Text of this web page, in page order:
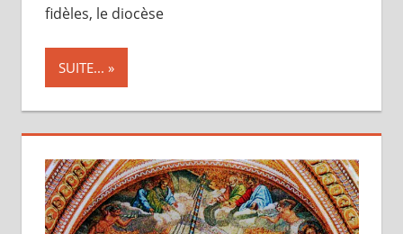
fidèles, le diocèse
SUITE...